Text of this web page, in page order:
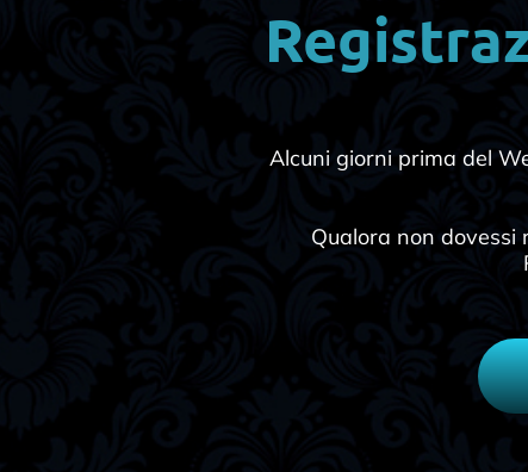
Alcuni giorni prima del
Qualora non dovessi